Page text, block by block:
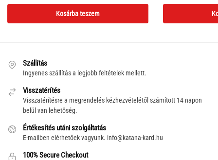
price
price
is:
Kosárba teszem
Szállítás
Ingyenes szállítás a legjobb feltételek mellett.
Visszatérítés
Visszatérítésre a megrendelés kézhezvételétől számított 14 napon
belül van lehetőség.
Értékesítés utáni szolgáltatás
E-mailben elérhetőek vagyunk. info@katana-kard.hu
100% Secure Checkout